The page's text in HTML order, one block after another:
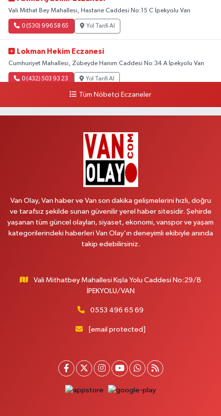
Vali Mithat Bey Mahallesi, Hastane Caddesi No:15 C İpekyolu Van
0 (530) 996 58 65 Yol Tarifi Al
Lokman Hekim Eczanesi
Cumhuriyet Mahallesi, Zübeyde Hanım Caddesi No:34 A İpekyolu Van
0 (432) 503 93 23 Yol Tarifi Al
Vanyolu Mahallesi, Kara Yusuf Bey Bulvarı No:102 F Erciş Van
Yol Tarifi Al
Cumhuriyet Mahallesi, Konak Sokak No:6 Gürpınar Van
Yol Tarifi Al
Yiğit Eczanesi
Hatuniye Mahallesi, Asmin Sokak No:3 A İpekyolu Van
0 (432) 217 11 10
Süphan Mahallesi, İpekyolu Caddesi No:283 G Edremit Van
Yol Tarifi Al
Serhat Mahallesi, Cumhuriyet Bulvarı No:137 E İpekyolu Van
Gevaş Eczanesi
Tüm Nöbetçi Eczaneler
Van Olay, Van haber ve Van son dakika gelişmelerini hızlı, doğru
ve tarafsız şekilde sunan güvenilir yerel haber sitesidir. Şehirde
yaşanan tüm güncel olayları, siyaset, ekonomi, vanspor ve yaşam
kategorilerindeki haberleri Van Olay’ın deneyimli ekibiyle anında
takip edebilirsiniz.
Vali Mithatbey Mahallesi Kışla Yolu Caddesi No:29/B
İPEKYOLU/VAN
0553 496 65 69
[email protected]